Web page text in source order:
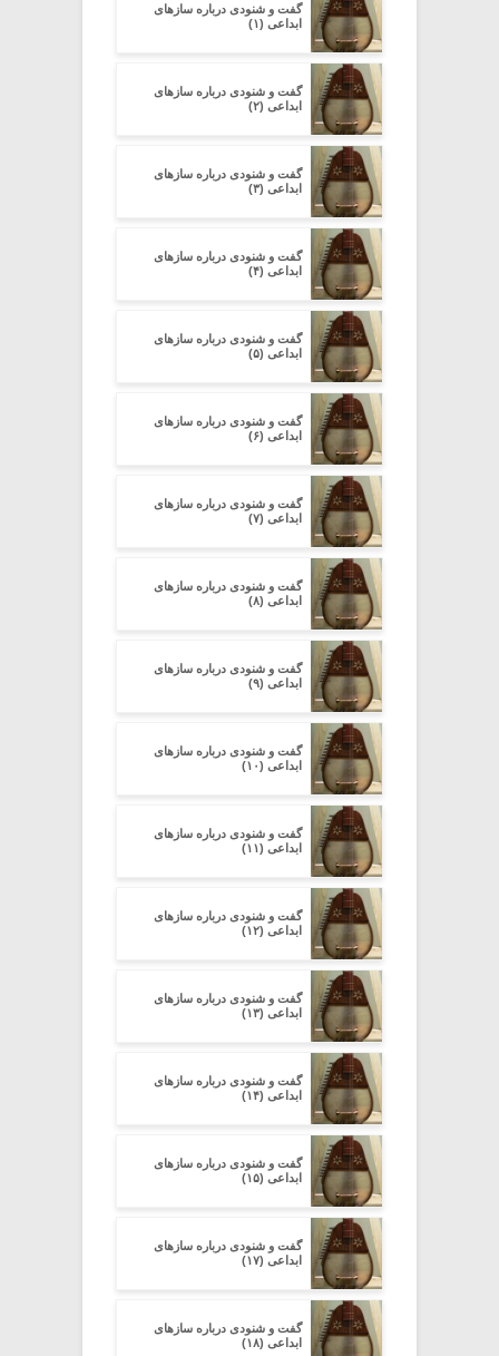
گفت و شنودی درباره سازهای
ابداعی (۱)
گفت و شنودی درباره سازهای
ابداعی (۲)
گفت و شنودی درباره سازهای
ابداعی (۳)
گفت و شنودی درباره سازهای
ابداعی (۴)
گفت و شنودی درباره سازهای
ابداعی (۵)
گفت و شنودی درباره سازهای
ابداعی (۶)
گفت و شنودی درباره سازهای
ابداعی (۷)
گفت و شنودی درباره سازهای
ابداعی (۸)
گفت و شنودی درباره سازهای
ابداعی (۹)
گفت و شنودی درباره سازهای
ابداعی (۱۰)
گفت و شنودی درباره سازهای
ابداعی (۱۱)
گفت و شنودی درباره سازهای
ابداعی (۱۲)
گفت و شنودی درباره سازهای
ابداعی (۱۳)
گفت و شنودی درباره سازهای
ابداعی (۱۴)
گفت و شنودی درباره سازهای
ابداعی (۱۵)
گفت و شنودی درباره سازهای
ابداعی (۱۷)
گفت و شنودی درباره سازهای
ابداعی (۱۸)